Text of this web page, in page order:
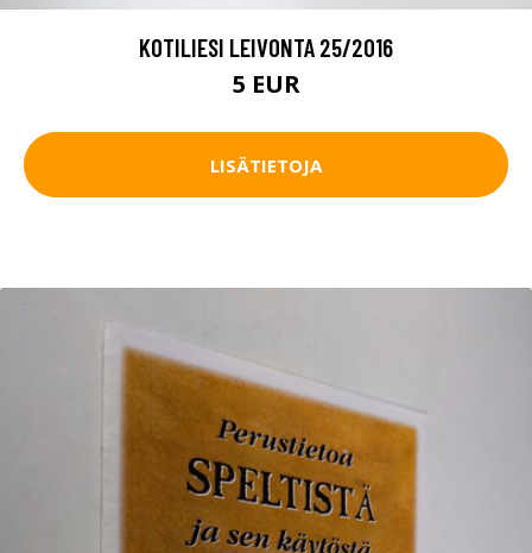
KOTILIESI LEIVONTA 25/2016
5 EUR
LISÄTIETOJA